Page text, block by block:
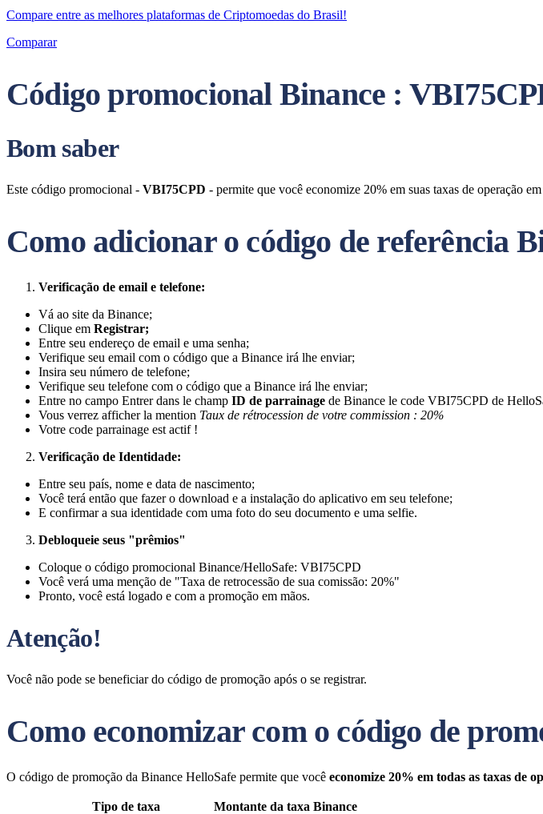
Compare entre as melhores plataformas de Criptomoedas do Brasil!
Comparar
Código promocional Binance :
Bom saber
Este código promocional - VBI75CPD - permite que você economize 20% em suas taxas de operação
Como adicionar o código de referência
Verificação de email e telefone:
Vá ao site da Binance;
Clique em Registrar;
Entre seu endereço de email e uma senha;
Verifique seu email com o código que a Binance irá lhe enviar;
Insira seu número de telefone;
Verifique seu telefone com o código que a Binance irá lhe enviar;
Entre no campo Entrer dans le champ ID de parrainage de Binance le code VBI75CPD de
Vous verrez afficher la mention Taux de rétrocession de votre commission : 20%
Votre code parrainage est actif !
Verificação de Identidade:
Entre seu país, nome e data de nascimento;
Você terá então que fazer o download e a instalação do aplicativo em seu telefone;
E confirmar a sua identidade com uma foto do seu documento e uma selfie.
Debloqueie seus "prêmios"
Coloque o código promocional Binance/HelloSafe: VBI75CPD
Você verá uma menção de "Taxa de retrocessão de sua comissão: 20%"
Pronto, você está logado e com a promoção em mãos.
Atenção!
Você não pode se beneficiar do código de promoção após o se registrar.
Como economizar com o código de
O código de promoção da Binance HelloSafe permite que você economize 20% em todas as taxas de
Tipo de taxa
Montante da taxa Binance